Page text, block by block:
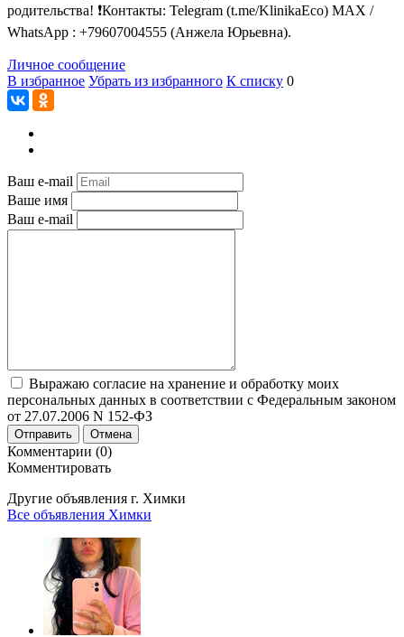
родительства! ❗Контакты: Telegram (t.me/KlinikaEco) MAX /
WhatsApp : +79607004555 (Анжела Юрьевна).
Личное сообщение
В избранное Убрать из избранного К списку 0
Ваш e-mail
Ваше имя
Ваш e-mail
Выражаю согласие на хранение и обработку моих
персональных данных в соответствии с Федеральным законом
от 27.07.2006 N 152-ФЗ
Отправить Отмена
Комментарии (0)
Комментировать
Другие объявления г. Химки
Все объявления Химки